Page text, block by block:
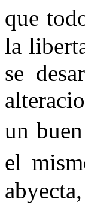
que
la
se
un
el